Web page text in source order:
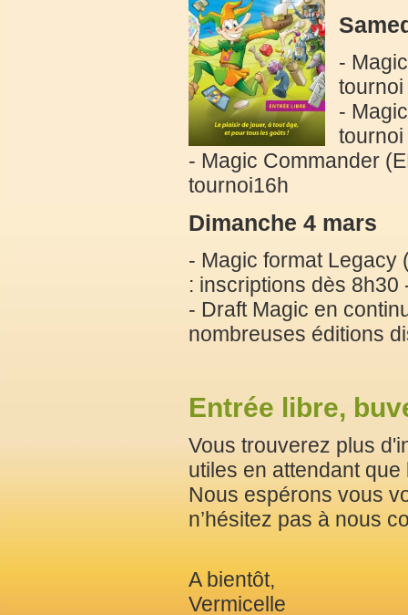
-
-
- Magic Commander
tournoi16h
Dimanche 4 mars
- Magic format Legacy
: inscriptions dès 8h30
- Draft Magic en
nombreuses éditions
Entrée libre,
Vous trouverez plus
utiles en attendant
Nous espérons vous
n’hésitez pas à nous
A bientôt,
Vermicelle